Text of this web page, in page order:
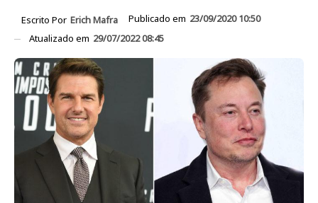
Escrito Por Erich Mafra Publicado em 23/09/2020 10:50
Atualizado em 29/07/2022 08:45